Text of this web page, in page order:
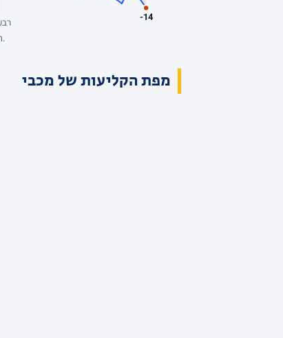
-14
ההפרש מנקודת המבט של מכבי, סל אחרי סל. כחול: מכבי מובילה. השיא: +5, הפיגור העמוק: -14. הנתונים המלאים בטבלת הרבעים למעלה.
מפת הקליעות של מכבי